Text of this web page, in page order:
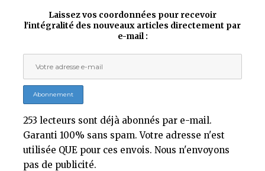
Laissez vos coordonnées pour recevoir
l'intégralité des nouveaux articles directement par
e-mail :
253 lecteurs sont déjà abonnés par e-mail.
Garanti 100% sans spam. Votre adresse n'est
utilisée QUE pour ces envois. Nous n'envoyons
pas de publicité.